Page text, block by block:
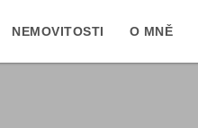
NEMOVITOSTI O MNĚ